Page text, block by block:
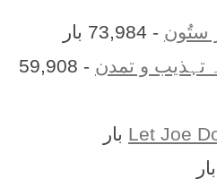
- 73,984 بار
- 59,908
Let Joe